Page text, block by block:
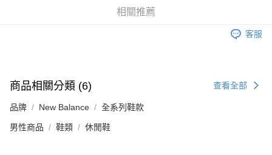
相關推薦
客服
商品相關分類 (6) 查看全部
品牌 New Balance 全系列鞋款
男性商品 鞋類 休閒鞋